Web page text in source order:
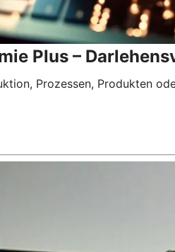
Plus –
Prozessen, Produkten